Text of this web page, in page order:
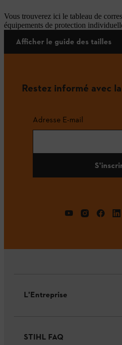
Vous trouverez ici le tableau de
équipements de protection
Afficher le guide des tailles
Restez informé avec
Adresse E-mail
L'Entreprise
STIHL FAQ